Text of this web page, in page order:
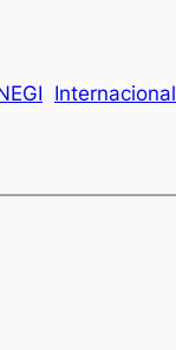
Internacional